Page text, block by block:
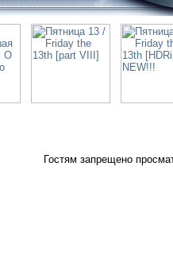
Гостям запрещено